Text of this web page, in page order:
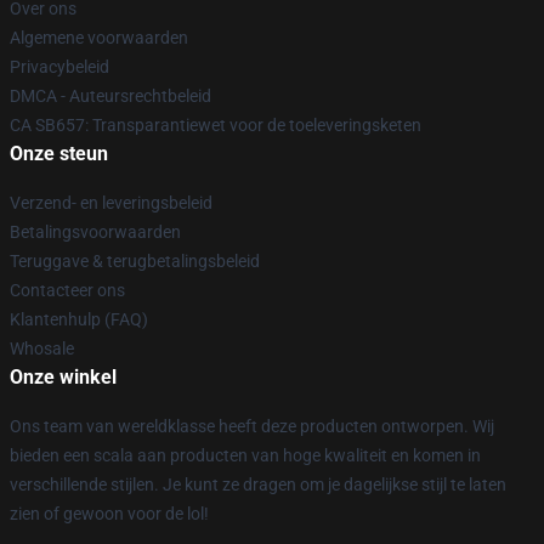
Over ons
Algemene voorwaarden
Privacybeleid
DMCA - Auteursrechtbeleid
CA SB657: Transparantiewet voor de toeleveringsketen
Onze steun
Verzend- en leveringsbeleid
Betalingsvoorwaarden
Teruggave & terugbetalingsbeleid
Contacteer ons
Klantenhulp (FAQ)
Whosale
Onze winkel
Ons team van wereldklasse heeft deze producten ontworpen. Wij
bieden een scala aan producten van hoge kwaliteit en komen in
verschillende stijlen. Je kunt ze dragen om je dagelijkse stijl te laten
zien of gewoon voor de lol!